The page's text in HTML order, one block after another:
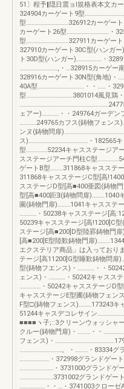
51〕程予‖隠日震ョl規格表本文
324904カーゲート9型
型…………………………326912カーゲー
カーゲート26型…………………………・
型…………………………327911カーゲー
327910カーゲート30C型(ハンガ
ト30D型(ハンガー)………………・
………………………,・…328915カーゲー
328916カーゲート30N型(角地)・
40A型……………………………・・……・
型……………………………3801014風見鶏・
ェアー)…………・・249764ガーデン
…………249765カフス(鋳物フェン
ンヌ(鋳物問扉
ス)……………………………………・182565キ
型……………52234キャスステージア
スステージアーチ門柱C型
ゲートB型………311868キャスステ
311868キャスステージC型[高
スステージD型[高■400亜図(鋳物
型[高■400距∃(鋳物問扉)………1040
園(鋳物門扉)………1041キャスステ
…………・50238キャスステージ[高
50239キャスステージ[高!1200]C
ステージ[高■200]D型陸罫鋳物門
[高■200]E型陸歎鋳物門扉
エクステリア商品」は入っており
テージ[高11200]G型睡歎鋳物問扉
型(鋳物フエンス)・…………・・
ェンス)・…………・50242キャスス
……………・50242キャスステージD
キャスステージE型圃(鋳物フェン
F型□(鋳物フェンス)………173243
51244キャスデコレサイン
■■■■ヽ子;::3クリーンウォッシャ
クルー(鋳物門扉)・………・・
フェンス)・
…………………………。・………・83334グ
…………………・372998グランドゲー
……………………・3731000グランドゲ
……………………3731002グランドゲー
………………・・…・3741003クローゼ